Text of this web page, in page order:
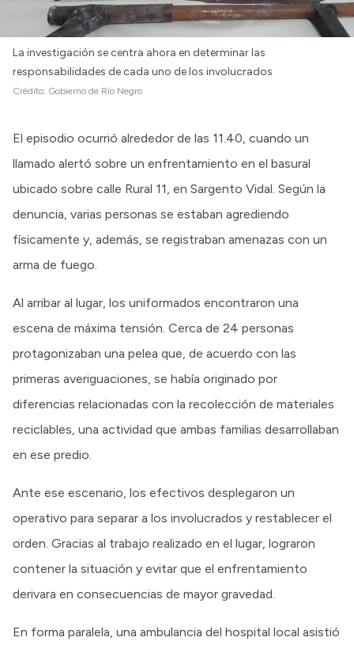
La investigación se centra ahora en determinar las
responsabilidades de cada uno de los involucrados
Crédito: Gobierno de Río Negro
El episodio ocurrió alrededor de las 11.40, cuando un
llamado alertó sobre un enfrentamiento en el basural
ubicado sobre calle Rural 11, en Sargento Vidal. Según la
denuncia, varias personas se estaban agrediendo
físicamente y, además, se registraban amenazas con un
arma de fuego.
Al arribar al lugar, los uniformados encontraron una
escena de máxima tensión. Cerca de 24 personas
protagonizaban una pelea que, de acuerdo con las
primeras averiguaciones, se había originado por
diferencias relacionadas con la recolección de materiales
reciclables, una actividad que ambas familias desarrollaban
en ese predio.
Ante ese escenario, los efectivos desplegaron un
operativo para separar a los involucrados y restablecer el
orden. Gracias al trabajo realizado en el lugar, lograron
contener la situación y evitar que el enfrentamiento
derivara en consecuencias de mayor gravedad.
En forma paralela, una ambulancia del hospital local asistió